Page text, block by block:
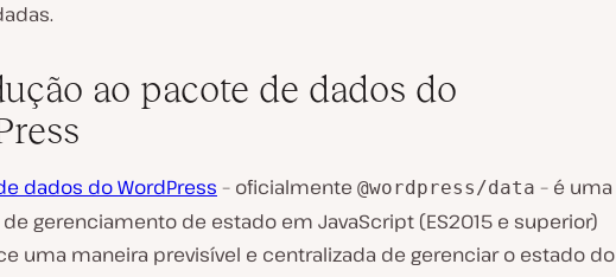
ao pacote de dados do
dados do WordPress – oficialmente @wordpress/data – é uma
gerenciamento de estado em JavaScript (ES2015 e superior)
uma maneira previsível e centralizada de gerenciar o estado do